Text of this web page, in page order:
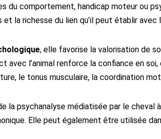
du comportement, handicap moteur ou
la richesse du lien qu’il peut établir avec
, elle favorise la valorisation de
l’animal renforce la confiance en
le tonus musculaire, la coordination
la psychanalyse médiatisée par le cheval
Elle peut également être utilisée